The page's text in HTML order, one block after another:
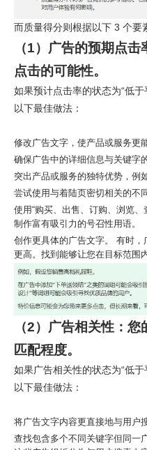
而质量得分则根据以下 3 个要
（1）广告的预期点
点击的可能性。
如果预计点击率的状态为“低于
以下最佳做法 ：
修改广告文字，使产品或服务更
确保广告中的详细信息与关键字
突出产品或服务的独特优势，例
尝试使用与着陆页密切相关的不
使用“购买、出售、订购、浏览
制作富有吸引力的号召性用语。
创作更具体的广告文字。 有时
更高。找到能够让您在目标范围
（2）广告相关性：
匹配程度。
如果广告相关性的状态为“低于
以下最佳做法 ：
将广告文字内容更直接地与用户
查找包含多个不同关键字但同一